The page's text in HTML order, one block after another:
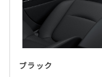
ブラック